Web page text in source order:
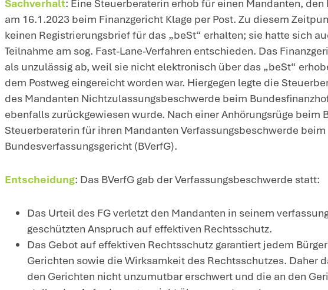
Verfahren) zu nutzen.
BVerfG, Beschluss vom 23.6.2025 – 1 BvR 1718/24;
Hintergrund: Seit dem 1.1.2023
Mandanten beim Finanzgericht nach
elektronische Steuerberaterpostfach“
„beSt“ registrieren lassen. Allerdings
Bundessteuerberaterkammer teilte
Sie wies zugleich darauf hin, dass die
Registrierungsbriefs im sog. Fast-Lane-
Erst im März 2023 war die Registrierung